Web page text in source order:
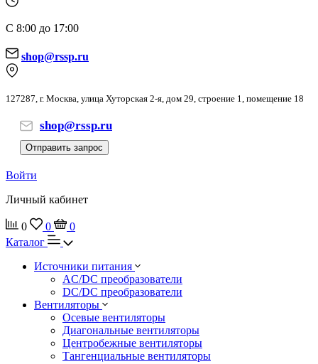
С 8:00 до 17:00
shop@rssp.ru
127287, г. Москва, улица Хуторская 2-я, дом 29, строение 1, помещение 18
shop@rssp.ru
Отправить запрос
Войти
Личный кабинет
0 0
0
Каталог
Источники питания
AC/DC преобразователи
DC/DC преобразователи
Вентиляторы
Осевые вентиляторы
Диагональные вентиляторы
Центробежные вентиляторы
Тангенциальные вентиляторы